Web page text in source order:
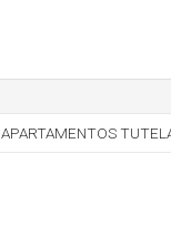
APARTAMENTOS